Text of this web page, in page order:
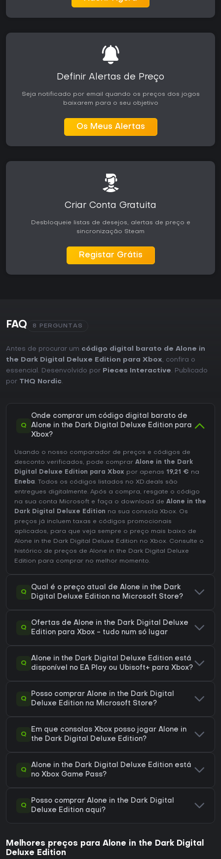
survival horror atualizadas com controles e apresentação
modernos. Quem busca uma aventura deliberada, baseada
título traz a campanha single-player completa, sem modos
adicionais ou atualizações de conteúdo contínuas.
Definir Alertas de Preço
Seja notificado por email quando os preços dos jogos
baixarem para o seu objetivo
Os Meus Alertas
Criar Conta Gratuita
Desbloqueie listas de desejos, alertas de preço e
sincronização Steam
Registar Grátis
FAQ 8 PERGUNTAS
Antes de procurar um código digital barato de Alone in
the Dark Digital Deluxe Edition para Xbox, confira o
essencial. Desenvolvido por Pieces Interactive. Publicado
por THQ Nordic.
Q
Onde comprar um código digital barato de
Alone in the Dark Digital Deluxe Edition para
Xbox?
Usando o nosso comparador de preços e códigos de
desconto verificados, pode comprar Alone in the Dark
Digital Deluxe Edition para Xbox por apenas 19,21 € na
Eneba . Todos os códigos listados no XD.deals são
entregues digitalmente. Após a compra, resgate o código
na sua conta Microsoft e faça o download de Alone in the
Dark Digital Deluxe Edition na sua consola Xbox. Os
preços já incluem taxas e códigos promocionais
aplicados, para que veja sempre o preço mais baixo de
Alone in the Dark Digital Deluxe Edition no Xbox. Consulte o
histórico de preços de Alone in the Dark Digital Deluxe
Edition para comprar no melhor momento.
Q
Qual é o preço atual de Alone in the Dark
Digital Deluxe Edition na Microsoft Store?
Q
Ofertas de Alone in the Dark Digital Deluxe
Edition para Xbox - tudo num só lugar
Q
Alone in the Dark Digital Deluxe Edition está
disponível no EA Play ou Ubisoft+ para Xbox?
Q
Posso comprar Alone in the Dark Digital
Deluxe Edition na Microsoft Store?
Q
Em que consolas Xbox posso jogar Alone in
the Dark Digital Deluxe Edition?
Q
Alone in the Dark Digital Deluxe Edition está
no Xbox Game Pass?
Q
Posso comprar Alone in the Dark Digital
Deluxe Edition aqui?
Melhores preços para Alone in the Dark Digital
Deluxe Edition